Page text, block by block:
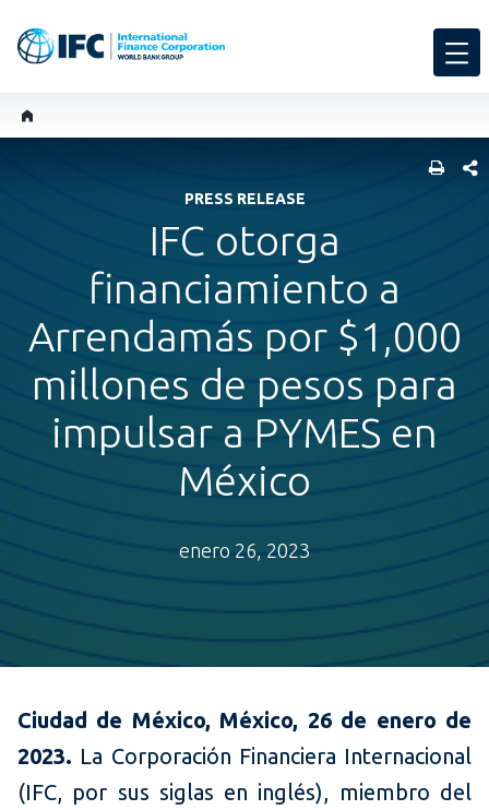
PRESS RELEASE
IFC otorga
financiamiento a
Arrendamás por $1,000
millones de pesos para
impulsar a PYMES en
México
enero 26, 2023
Ciudad de México, México, 26 de enero de
2023. La Corporación Financiera Internacional
(IFC, por sus siglas en inglés), miembro del